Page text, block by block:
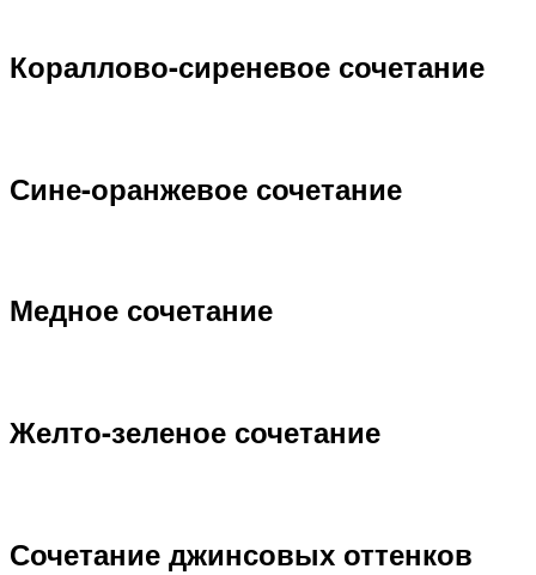
Кораллово-сиреневое сочетание
Сине-оранжевое сочетание
Медное сочетание
Желто-зеленое сочетание
Сочетание джинсовых оттенков